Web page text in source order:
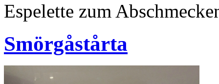
Espelette zum
Smörgåstårta